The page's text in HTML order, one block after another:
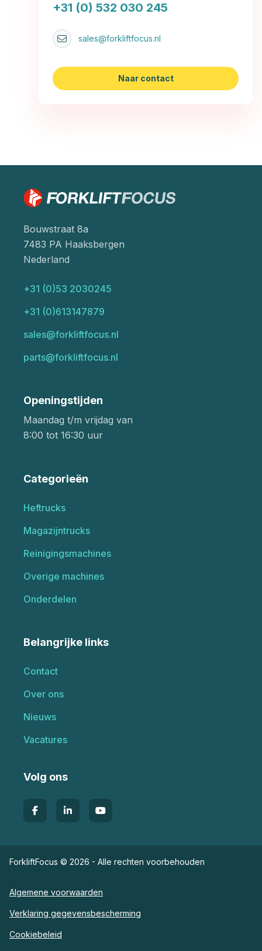
+31 (0) 532 030 245
sales@forkliftfocus.nl
Naar contact
Bouwstraat 8a
7483 PA Haaksbergen
Nederland
+31 (0)53 2030245
+31 (0)613147879
sales@forkliftfocus.nl
parts@forkliftfocus.nl
Openingstijden
Maandag t/m vrijdag van
8:00 tot 16:30 uur
Categorieën
Heftrucks
Magazijntrucks
Reinigingsmachines
Overige machines
Onderdelen
Belangrijke links
Contact
Over ons
Nieuws
Vacatures
Volg ons
ForkliftFocus © 2026 - Alle rechten voorbehouden
Algemene voorwaarden
Verklaring gegevensbescherming
Cookiebeleid